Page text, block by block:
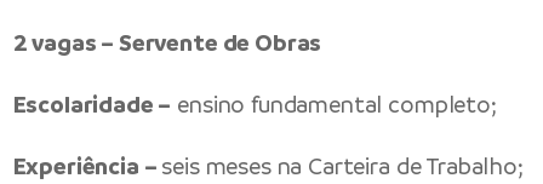
2 vagas – Servente de Obras
Escolaridade – ensino fundamental completo;
Experiência – seis meses na Carteira de Trabalho;